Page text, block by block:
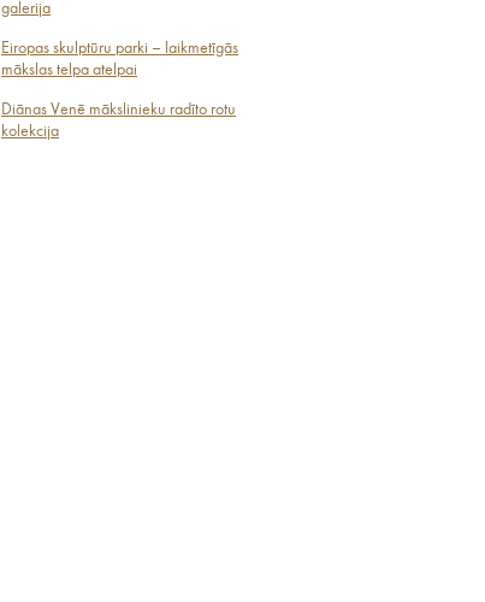
galerija
Eiropas skulptūru parki – laikmetīgās
mākslas telpa atelpai
Diānas Venē mākslinieku radīto rotu
kolekcija